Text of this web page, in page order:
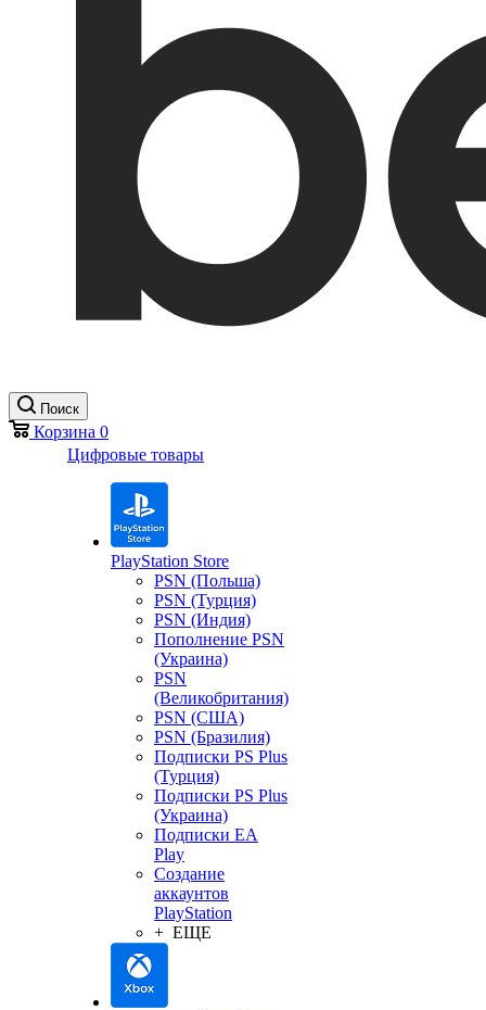
Поиск
Корзина 0
Цифровые товары
PlayStation Store
PSN (Польша)
PSN (Турция)
PSN (Индия)
Пополнение PSN
(Украина)
PSN
(Великобритания)
PSN (США)
PSN (Бразилия)
Подписки PS Plus
(Турция)
Подписки PS Plus
(Украина)
Подписки EA
Play
Создание
аккаунтов
PlayStation
+ ЕЩЕ